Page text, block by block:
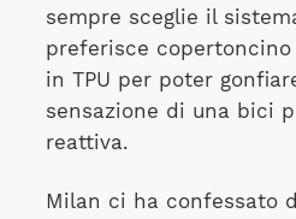
sempre sceglie il
preferisce copertoncino
in TPU per poter
sensazione di una bici
reattiva.
Milan ci ha confessato